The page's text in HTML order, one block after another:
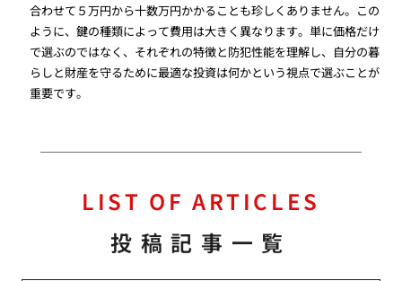
合わせて５万円から十数万円かかることも珍しくありません。この
ように、鍵の種類によって費用は大きく異なります。単に価格だけ
で選ぶのではなく、それぞれの特徴と防犯性能を理解し、自分の暮
らしと財産を守るために最適な投資は何かという視点で選ぶことが
重要です。
LIST OF ARTICLES
投稿記事一覧